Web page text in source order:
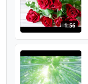
1:56